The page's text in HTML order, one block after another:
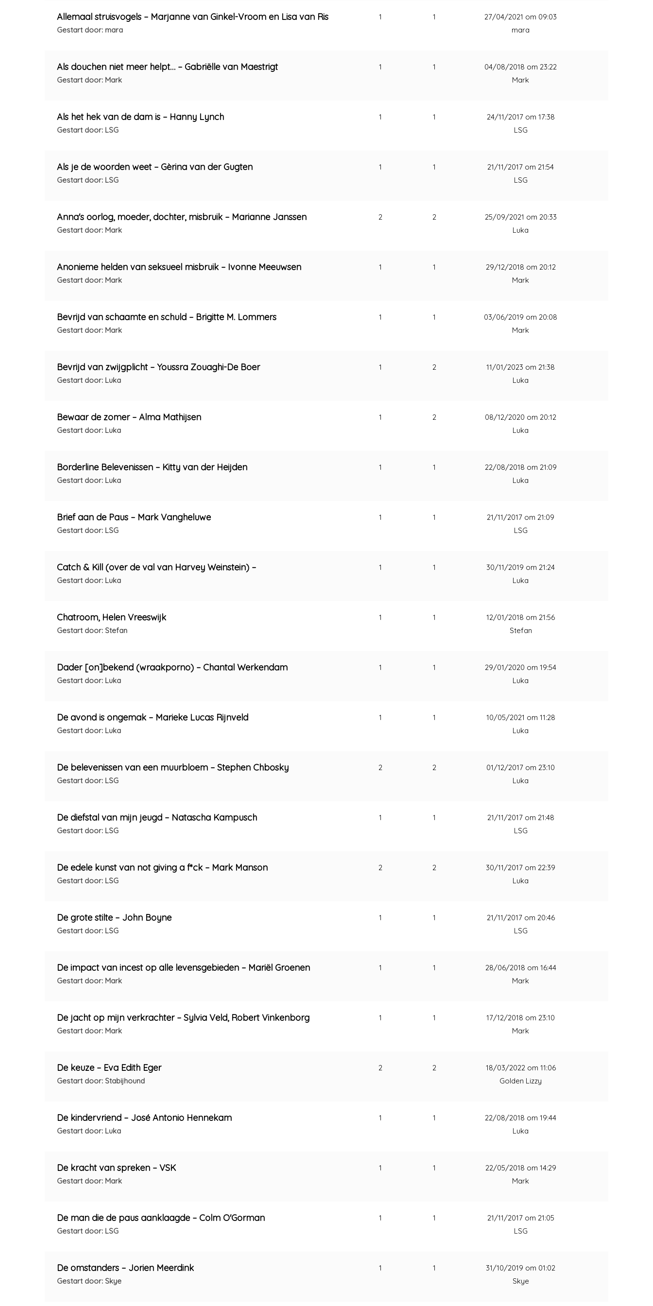
Allemaal struisvogels – Marjanne van Ginkel-Vroom en Lisa van Ris
Gestart door: mara
1 1
27/04/2021 om 09:03
mara
Als douchen niet meer helpt… – Gabriëlle van Maestrigt
Gestart door: Mark
1 1
04/08/2018 om 23:22
Mark
Als het hek van de dam is – Hanny Lynch
Gestart door: LSG
1 1
24/11/2017 om 17:38
LSG
Als je de woorden weet – Gèrina van der Gugten
Gestart door: LSG
1 1
21/11/2017 om 21:54
LSG
Anna's oorlog, moeder, dochter, misbruik – Marianne Janssen
Gestart door: Mark
2 2
25/09/2021 om 20:33
Luka
Anonieme helden van seksueel misbruik – Ivonne Meeuwsen
Gestart door: Mark
1 1
29/12/2018 om 20:12
Mark
Bevrijd van schaamte en schuld – Brigitte M. Lommers
Gestart door: Mark
1 1
03/06/2019 om 20:08
Mark
Bevrijd van zwijgplicht – Youssra Zouaghi-De Boer
Gestart door: Luka
1 2
11/01/2023 om 21:38
Luka
Bewaar de zomer – Alma Mathijsen
Gestart door: Luka
1 2
08/12/2020 om 20:12
Luka
Borderline Belevenissen – Kitty van der Heijden
Gestart door: Luka
1 1
22/08/2018 om 21:09
Luka
Brief aan de Paus – Mark Vangheluwe
Gestart door: LSG
1 1
21/11/2017 om 21:09
LSG
Catch & Kill (over de val van Harvey Weinstein) –
Gestart door: Luka
1 1
30/11/2019 om 21:24
Luka
Chatroom, Helen Vreeswijk
Gestart door: Stefan
1 1
12/01/2018 om 21:56
Stefan
Dader [on]bekend (wraakporno) – Chantal Werkendam
Gestart door: Luka
1 1
29/01/2020 om 19:54
Luka
De avond is ongemak – Marieke Lucas Rijnveld
Gestart door: Luka
1 1
10/05/2021 om 11:28
Luka
De belevenissen van een muurbloem – Stephen Chbosky
Gestart door: LSG
2 2
01/12/2017 om 23:10
Luka
De diefstal van mijn jeugd – Natascha Kampusch
Gestart door: LSG
1 1
21/11/2017 om 21:48
LSG
De edele kunst van not giving a f*ck – Mark Manson
Gestart door: LSG
2 2
30/11/2017 om 22:39
Luka
De grote stilte – John Boyne
Gestart door: LSG
1 1
21/11/2017 om 20:46
LSG
De impact van incest op alle levensgebieden – Mariël Groenen
Gestart door: Mark
1 1
28/06/2018 om 16:44
Mark
De jacht op mijn verkrachter – Sylvia Veld, Robert Vinkenborg
Gestart door: Mark
1 1
17/12/2018 om 23:10
Mark
De keuze – Eva Edith Eger
Gestart door: Stabijhound
2 2
18/03/2022 om 11:06
Golden Lizzy
De kindervriend – José Antonio Hennekam
Gestart door: Luka
1 1
22/08/2018 om 19:44
Luka
De kracht van spreken – VSK
Gestart door: Mark
1 1
22/05/2018 om 14:29
Mark
De man die de paus aanklaagde – Colm O'Gorman
Gestart door: LSG
1 1
21/11/2017 om 21:05
LSG
De omstanders – Jorien Meerdink
Gestart door: Skye
1 1
31/10/2019 om 01:02
Skye